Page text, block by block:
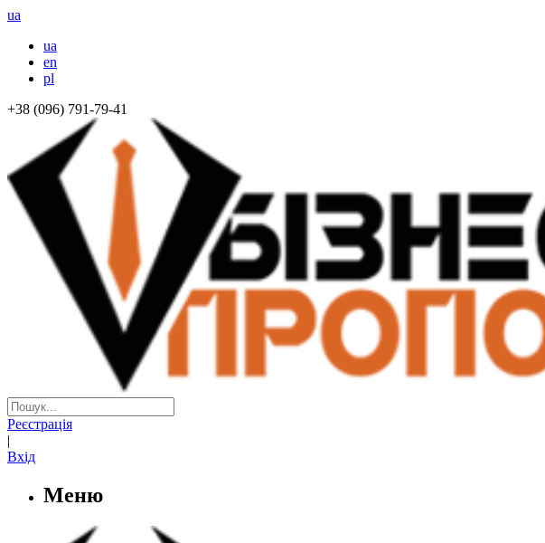
ua
ua
en
pl
+38 (096) 791-79-41
Реєстрація
|
Вхід
Меню